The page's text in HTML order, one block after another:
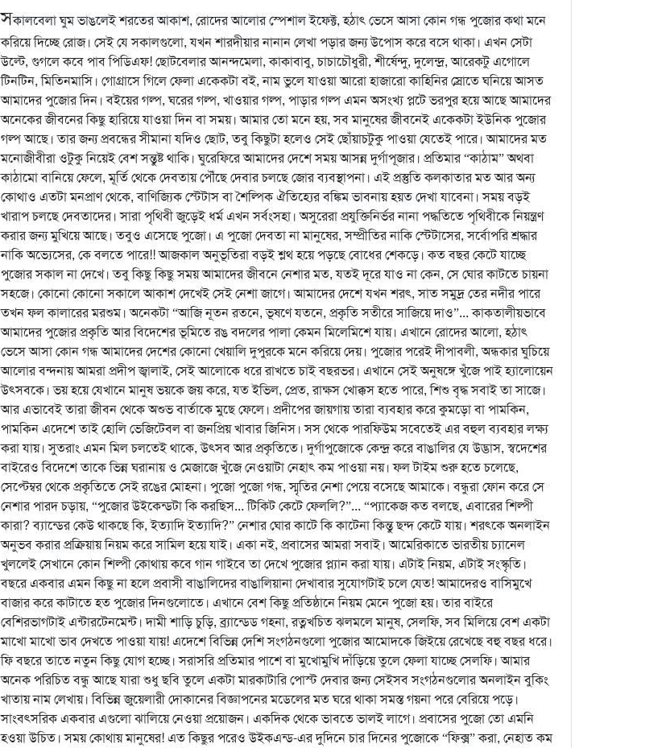
সকালবেলা ঘুম ভাঙলেই শরতের আকাশ, রোদের আলোর স্পেশাল ইফেক্ট, হঠাৎ ভেসে আসা কোন গন্ধ পুজোর কথা মনে
করিয়ে দিচ্ছে রোজ। সেই যে সকালগুলো, যখন শারদীয়ার নানান লেখা পড়ার জন্য উপোস করে বসে থাকা। এখন সেটা
উল্টে, গুগলে কবে পাব পিডিএফ! ছোটবেলার আনন্দমেলা, কাকাবাবু, চাচাচৌধুরী, শীর্ষেন্দু, দুলেন্দ্র, আরেকটু এগোলে
টিনটিন, মিতিনমাসি। গোগ্রাসে গিলে ফেলা একেকটা বই, নাম ভুলে যাওয়া আরো হাজারো কাহিনির স্রোতে ঘনিয়ে আসত
আমাদের পুজোর দিন। বইয়ের গল্প, ঘরের গল্প, খাওয়ার গল্প, পাড়ার গল্প এমন অসংখ্য প্লটে ভরপুর হয়ে আছে আমাদের
অনেকের জীবনের কিছু হারিয়ে যাওয়া দিন বা সময়। আমার তো মনে হয়, সব মানুষের জীবনেই একেকটা ইউনিক পুজোর
গল্প আছে। তার জন্য প্রবন্ধের সীমানা যদিও ছোট, তবু কিছুটা হলেও সেই ছোঁয়াচটুকু পাওয়া যেতেই পারে। আমাদের মত
মনোজীবীরা ওটুকু নিয়েই বেশ সন্তুষ্ট থাকি। ঘুরেফিরে আমাদের দেশে সময় আসন্ন দুর্গাপূজার। প্রতিমার “কাঠাম” অথবা
কাঠামো বানিয়ে ফেলে, মূর্তি থেকে দেবতায় পৌঁছে দেবার চলছে জোর ব্যবস্থাপনা। এই প্রস্তুতি কলকাতার মত আর অন্য
কোথাও এতটা মনপ্রাণ থেকে, বাণিজ্যিক স্টেটাস বা শৈল্পিক ঐতিহ্যের বঙ্কিম ভাবনায় হয়ত দেখা যাবেনা। সময় বড়ই
খারাপ চলছে দেবতাদের। সারা পৃথিবী জুড়েই ধর্ম এখন সর্বংসহা। অসুরেরা প্রযুক্তিনির্ভর নানা পদ্ধতিতে পৃথিবীকে নিয়ন্ত্রণ
করার জন্য মুখিয়ে আছে। তবুও এসেছে পুজো। এ পুজো দেবতা না মানুষের, সম্প্রীতির নাকি স্টেটাসের, সর্বোপরি শ্রদ্ধার
নাকি অভ্যেসের, কে বলতে পারে!! আজকাল অনুভূতিরা বড়ই শ্লথ হয়ে পড়ছে বোধের শেকড়ে। কত বছর কেটে যাচ্ছে
পুজোর সকাল না দেখে। তবু কিছু কিছু সময় আমাদের জীবনে নেশার মত, যতই দূরে যাও না কেন, সে ঘোর কাটতে চায়না
সহজে। কোনো কোনো সকালে আকাশ দেখেই সেই নেশা জাগে। আমাদের দেশে যখন শরৎ, সাত সমুদ্র তের নদীর পারে
তখন ফল কালারের মরশুম। অনেকটা “আজি নূতন রতনে, ভূষণে যতনে, প্রকৃতি সতীরে সাজিয়ে দাও”... কাকতালীয়ভাবে
আমাদের পুজোর প্রকৃতি আর বিদেশের ভূমিতে রঙ বদলের পালা কেমন মিলেমিশে যায়। এখানে রোদের আলো, হঠাৎ
ভেসে আসা কোন গন্ধ আমাদের দেশের কোনো খেয়ালি দুপুরকে মনে করিয়ে দেয়। পুজোর পরেই দীপাবলী, অন্ধকার ঘুচিয়ে
আলোর বন্দনায় আমরা প্রদীপ জ্বালাই, সেই আলোকে ধরে রাখতে চাই বছরভর। এখানে সেই অনুষঙ্গে খুঁজে পাই হ্যালোয়েন
উৎসবকে। ভয় হয়ে যেখানে মানুষ ভয়কে জয় করে, যত ইভিল, প্রেত, রাক্ষস খোক্কস হতে পারে, শিশু বৃদ্ধ সবাই তা সাজে।
আর এভাবেই তারা জীবন থেকে অশুভ বার্তাকে মুছে ফেলে। প্রদীপের জায়গায় তারা ব্যবহার করে কুমড়ো বা পামকিন,
পামকিন এদেশে তাই হোলি ভেজিটেবল বা জনপ্রিয় খাবার জিনিস। সস থেকে পারফিউম সবেতেই এর বহুল ব্যবহার লক্ষ্য
করা যায়। সুতরাং এমন মিল চলতেই থাকে, উৎসব আর প্রকৃতিতে। দুর্গাপুজোকে কেন্দ্র করে বাঙালির যে উদ্ভাস, স্বদেশের
বাইরেও বিদেশে তাকে ভিন্ন ঘরানায় ও মেজাজে খুঁজে নেওয়াটা নেহাৎ কম পাওয়া নয়। ফল টাইম শুরু হতে চলেছে,
সেপ্টেম্বর থেকে প্রকৃতিতে সেই রঙের মোহনা। পুজো পুজো গন্ধ, স্মৃতির নেশা পেয়ে বসেছে আমাকে। বন্ধুরা ফোন করে সে
নেশার পারদ চড়ায়, “পুজোর উইকেন্ডটা কি করছিস... টিকিট কেটে ফেললি?”... “প্যাকেজ কত বলছে, এবারের শিল্পী
কারা? ব্যান্ডের কেউ থাকছে কি, ইত্যাদি ইত্যাদি?” নেশার ঘোর কাটে কি কাটেনা কিন্তু ছন্দ কেটে যায়। শরৎকে অনলাইন
অনুভব করার প্রক্রিয়ায় নিয়ম করে সামিল হয়ে যাই। একা নই, প্রবাসের আমরা সবাই। আমেরিকাতে ভারতীয় চ্যানেল
খুললেই সেখানে কোন শিল্পী কোথায় কবে গান গাইবে তা দেখে পুজোর প্ল্যান করা যায়। এটাই নিয়ম, এটাই সংস্কৃতি।
বছরে একবার এমন কিছু না হলে প্রবাসী বাঙালিদের বাঙালিয়ানা দেখাবার সুযোগটাই চলে যেত! আমাদেরও বাসিমুখে
বাজার করে কাটাতে হত পুজোর দিনগুলোতে। এখানে বেশ কিছু প্রতিষ্ঠানে নিয়ম মেনে পুজো হয়। তার বাইরে
বেশিরভাগটাই এন্টারটেনমেন্ট। দামী শাড়ি চুড়ি, ব্র্যান্ডেড গহনা, রত্নখচিত ঝলমলে মানুষ, সেলফি, সব মিলিয়ে বেশ একটা
মাখো মাখো ভাব দেখতে পাওয়া যায়! এদেশে বিভিন্ন দেশি সংগঠনগুলো পুজোর আমোদকে জিইয়ে রেখেছে বহু বছর ধরে।
ফি বছরে তাতে নতুন কিছু যোগ হচ্ছে। সরাসরি প্রতিমার পাশে বা মুখোমুখি দাঁড়িয়ে তুলে ফেলা যাচ্ছে সেলফি। আমার
অনেক পরিচিত বন্ধু আছে যারা শুধু ছবি তুলে একটা মারকাটারি পোস্ট দেবার জন্য সেইসব সংগঠনগুলোর অনলাইন বুকিং
খাতায় নাম লেখায়। বিভিন্ন জুয়েলারী দোকানের বিজ্ঞাপনের মডেলের মত ঘরে থাকা সমস্ত গয়না পরে বেরিয়ে পড়ে।
সাংবৎসরিক একবার এগুলো ঝালিয়ে নেওয়া প্রয়োজন। একদিক থেকে ভাবতে ভালই লাগে। প্রবাসের পুজো তো এমনি
হওয়া উচিত। সময় কোথায় মানুষের! এত কিছুর পরেও উইকএন্ড-এর দুদিনে চার দিনের পুজোকে “ফিক্স” করা, নেহাত কম